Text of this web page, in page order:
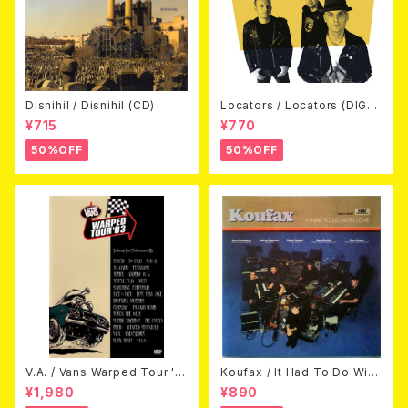
Disnihil / Disnihil (CD)
¥715
50%OFF
Locators / Locators (DIGPA
CK CD)
¥770
50%OFF
V.A. / Vans Warped Tour '0
3 (DVD)
¥1,980
Koufax / It Had To Do With
Love (CD)
¥890